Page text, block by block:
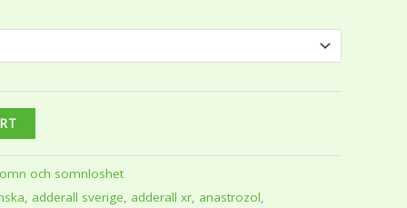
och somnloshet
, adderall sverige, adderall xr, anastrozol,